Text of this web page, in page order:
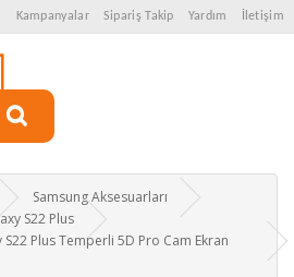
Kampanyalar Sipariş Takip Yardım İletişim
Samsung Aksesuarları
S22 Plus
S22 Plus Temperli 5D Pro Cam Ekran